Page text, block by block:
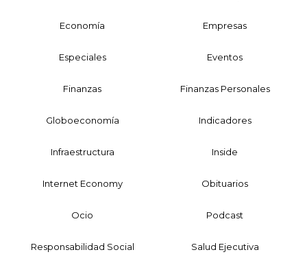
Economía Empresas
Especiales Eventos
Finanzas Finanzas Personales
Globoeconomía Indicadores
Infraestructura Inside
Internet Economy Obituarios
Ocio Podcast
Responsabilidad Social Salud Ejecutiva